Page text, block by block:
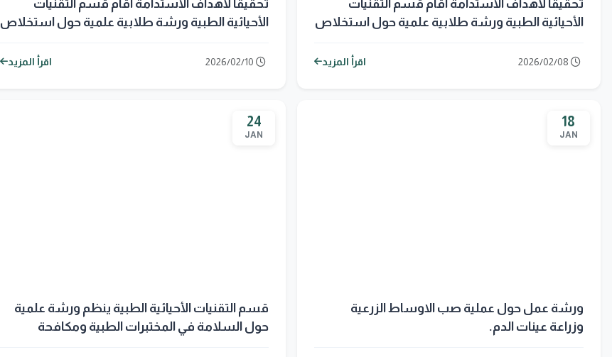
تحقيقاً لأهداف الاستدامة أقام قسم التقنيات
الأحيائية الطبية ورشة طلابية علمية حول استخلاص
2026/02/10 اقرأ المزيد
تحقيقاً لأهداف الاستدامة أقام قسم التقنيات
الأحيائية الطبية ورشة طلابية علمية حول استخلاص
اقرأ المزيد
24
JAN
قسم التقنيات الأحيائية الطبية ينظم ورشة علمية
حول السلامة في المختبرات الطبية ومكافحة
18
JAN
ورشة عمل حول عملية صب الاوساط الزرعية
وزراعة عينات الدم.